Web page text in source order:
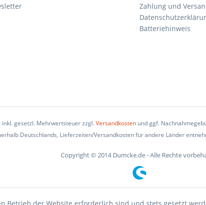
Zahlung und
Batteriehinweis
inkl. gesetzl. Mehrwertsteuer zzgl.Versandkostenund ggf.
Deutschlands, Lieferzeiten/Versandkosten für andere Länder
Copyright © 2014 Dumcke.de - Alle Rechte